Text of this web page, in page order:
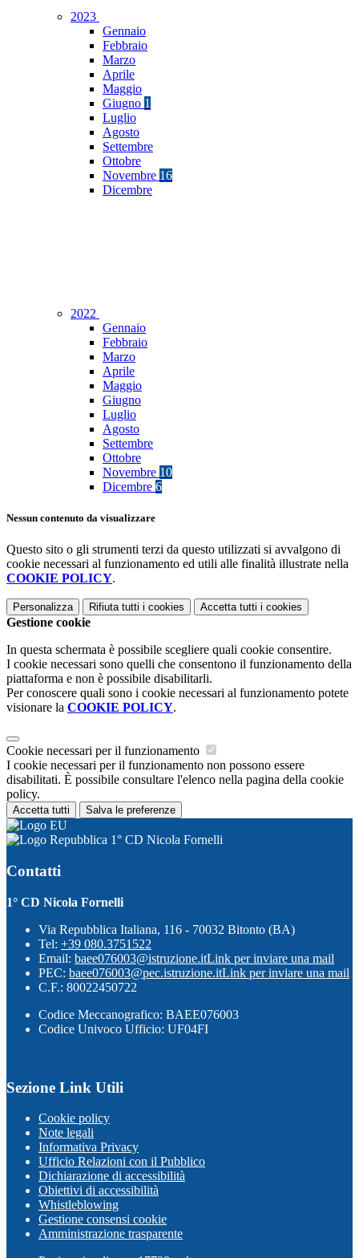
2023
Gennaio
Febbraio
Marzo
Aprile
Maggio
Giugno 1
Luglio
Agosto
Settembre
Ottobre
Novembre 16
Dicembre
2022
Gennaio
Febbraio
Marzo
Aprile
Maggio
Giugno
Luglio
Agosto
Settembre
Ottobre
Novembre 10
Dicembre 6
Nessun contenuto da visualizzare
Questo sito o gli strumenti terzi da questo utilizzati si avvalgono di
cookie necessari al funzionamento ed utili alle finalità illustrate nella
COOKIE POLICY.
Personalizza Rifiuta tutti i cookies Accetta tutti i cookies
Gestione cookie
In questa schermata è possibile scegliere quali cookie consentire.
I cookie necessari sono quelli che consentono il funzionamento della
piattaforma e non è possibile disabilitarli.
Per conoscere quali sono i cookie necessari al funzionamento potete
visionare la COOKIE POLICY.
Cookie necessari per il funzionamento
I cookie necessari per il funzionamento non possono essere
disabilitati. È possibile consultare l'elenco nella pagina della cookie
policy.
Accetta tutti Salva le preferenze
1° CD Nicola Fornelli
Contatti
1° CD Nicola Fornelli
Via Repubblica Italiana, 116 - 70032 Bitonto (BA)
Tel: +39 080.3751522
Email: baee076003@istruzione.itLink per inviare una mail
PEC: baee076003@pec.istruzione.itLink per inviare una mail
C.F.: 80022450722
Codice Meccanografico: BAEE076003
Codice Univoco Ufficio: UF04FI
Sezione Link Utili
Cookie policy
Note legali
Informativa Privacy
Ufficio Relazioni con il Pubblico
Dichiarazione di accessibilità
Obiettivi di accessibilità
Whistleblowing
Gestione consensi cookie
Amministrazione trasparente